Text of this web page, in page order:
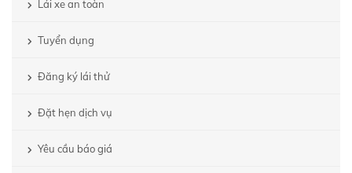
Lái xe an toàn
Tuyển dụng
Đăng ký lái thử
Đặt hẹn dịch vụ
Yêu cầu báo giá